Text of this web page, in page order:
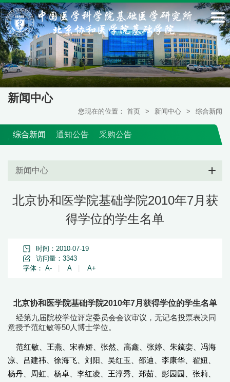
新闻中心
您现在的位置： 首页 > 新闻中心 > 综合新闻
综合新闻 通知公告 采购公告
新闻中心
北京协和医学院基础学院2010年7月获
得学位的学生名单
时间：2010-07-19
访问量： 3343
字体： A- A A+
北京协和医学院基础学院2010年7月获得学位的学生名单
经第九届院校学位评定委员会会议审议，无记名投票表决同
意授予范红敏等50人博士学位。
范红敏、王燕、宋春娇、张然、高鑫、张婷、朱鋶娈、冯海
凉、吕建祎、徐海飞、刘阳、吴红玉、邵迪、李康华、翟妞、
杨丹、周虹、杨卓、李红凌、王淳秀、郑茹、彭园园、张莉、